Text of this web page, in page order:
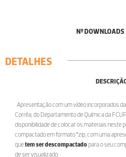
Nº DOWNLOADS
DETALHES
Apresentação com um vídeo incorporados
Corrêa, do Departamento de Química da
disponibilidade de colocar os materiais neste
compactado em formato *zip, com uma
quetem ser descompactadopara o seu
de ser visualizado.